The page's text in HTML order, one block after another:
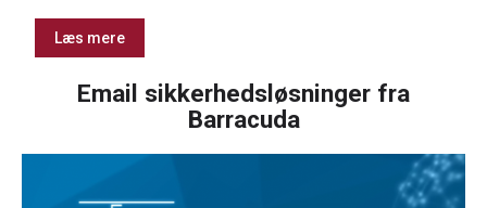
Læs mere
Email sikkerhedsløsninger fra
Barracuda